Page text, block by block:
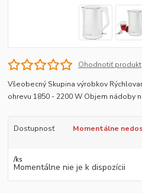
Ohodnotiť produkt
Všeobecný Skupina výrobkov
ohrevu 1850 - 2200 W Objem nádoby
Dostupnosť Momentálne
/ks
Momentálne nie je k dispozícii